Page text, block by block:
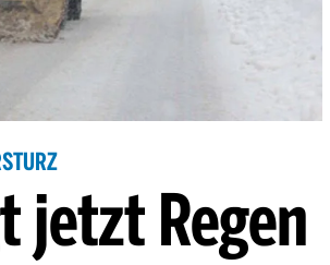
jetzt Regen